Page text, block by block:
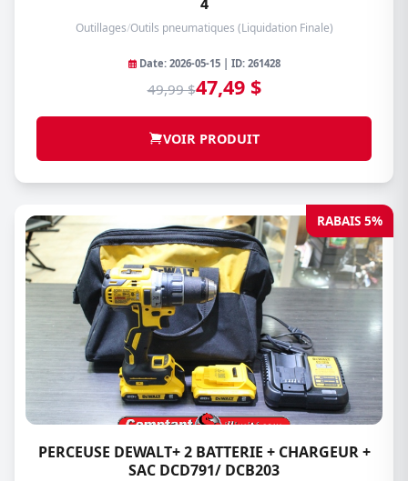
Outillages/Outils pneumatiques (Liquidation Finale)
Date: 2026-05-15 | ID: 261428
49,99 $47,49 $
VOIR PRODUIT
RABAIS 5%
PERCEUSE DEWALT+ 2 BATTERIE + CHARGEUR +
SAC DCD791/ DCB203